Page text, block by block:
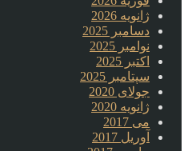
ژانویه 2026
دسامبر 2025
نوامبر 2025
اکتبر 2025
سپتامبر 2025
جولای 2020
ژانویه 2020
می 2017
آوریل 2017